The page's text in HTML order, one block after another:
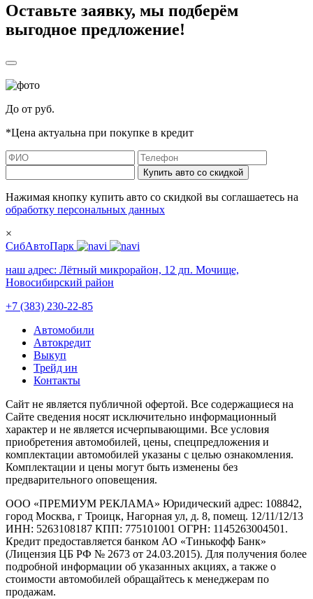
Оставьте заявку, мы подберём
выгодное предложение!
До от руб.
*Цена актуальна при покупке в кредит
Купить авто со скидкой
Нажимая кнопку купить авто со скидкой вы соглашаетесь на
обработку персональных данных
×
СибАвтоПарк
наш адрес: Лётный микрорайон, 12 дп. Мочище,
Новосибирский район
+7 (383) 230-22-85
Автомобили
Автокредит
Выкуп
Трейд ин
Контакты
Cайт не является публичной офертой. Все содержащиеся на
Сайте сведения носят исключительно информационный
характер и не является исчерпывающими. Все условия
приобретения автомобилей, цены, спецпредложения и
комплектации автомобилей указаны с целью ознакомления.
Комплектации и цены могут быть изменены без
предварительного оповещения.
ООО «ПРЕМИУМ РЕКЛАМА» Юридический адрес: 108842,
город Москва, г Троицк, Нагорная ул, д. 8, помещ. 12/11/12/13
ИНН: 5263108187 КПП: 775101001 ОГРН: 1145263004501.
Кредит предоставляется банком АО «Тинькофф Банк»
(Лицензия ЦБ РФ № 2673 от 24.03.2015). Для получения более
подробной информации об указанных акциях, а также о
стоимости автомобилей обращайтесь к менеджерам по
продажам.